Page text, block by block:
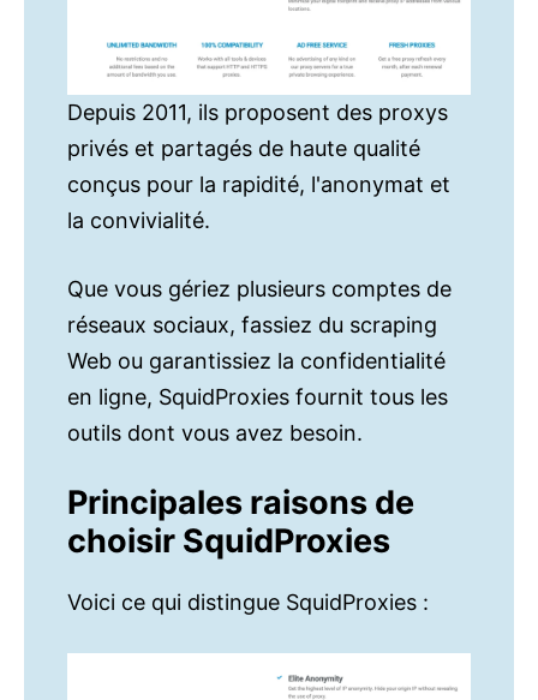
Depuis 2011, ils proposent des proxys
privés et partagés de haute qualité
conçus pour la rapidité, l'anonymat et
la convivialité.
Que vous gériez plusieurs comptes de
réseaux sociaux, fassiez du scraping
Web ou garantissiez la confidentialité
en ligne, SquidProxies fournit tous les
outils dont vous avez besoin.
Principales raisons de
choisir SquidProxies
Voici ce qui distingue SquidProxies :